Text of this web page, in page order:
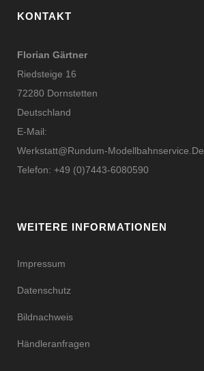
KONTAKT
Florian Gärtner
Riedsteige 16
72280 Dornstetten
Deutschland
E-Mail:
Werkstatt@rundum-Modellbahnservice.de
Telefon: +49 (0)7443-6080590
WEITERE INFORMATIONEN
Impressum
Datenschutz
Bildnachweis
Händleranfragen